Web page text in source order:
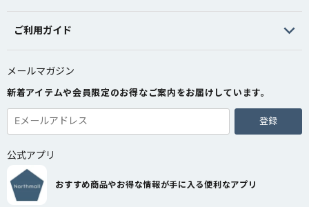
ご利用ガイド
メールマガジン
新着アイテムや会員限定のお得なご案内をお届けしています。
登録
公式アプリ
おすすめ商品やお得な情報が手に入る便利なアプリ